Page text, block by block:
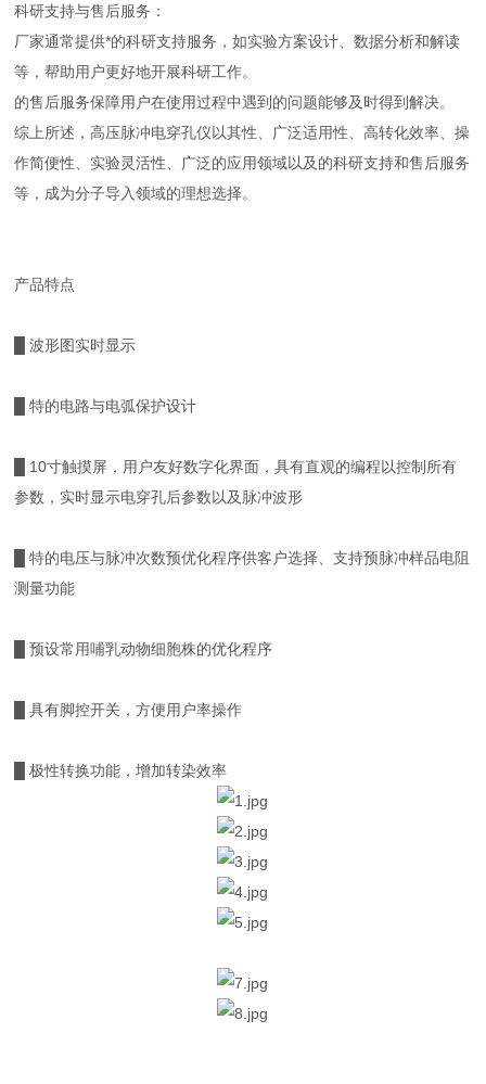
科研支持与售后服务：
厂家通常提供*的科研支持服务，如实验方案设计、数据分析和解读
等，帮助用户更好地开展科研工作。
的售后服务保障用户在使用过程中遇到的问题能够及时得到解决。
综上所述，高压脉冲电穿孔仪以其性、广泛适用性、高转化效率、操
作简便性、实验灵活性、广泛的应用领域以及的科研支持和售后服务
等，成为分子导入领域的理想选择。
产品特点
█ 波形图实时显示
█ 特的电路与电弧保护设计
█ 10寸触摸屏，用户友好数字化界面，具有直观的编程以控制所有
参数，实时显示电穿孔后参数以及脉冲波形
█ 特的电压与脉冲次数预优化程序供客户选择、支持预脉冲样品电阻
测量功能
█ 预设常用哺乳动物细胞株的优化程序
█ 具有脚控开关，方便用户率操作
█ 极性转换功能，增加转染效率